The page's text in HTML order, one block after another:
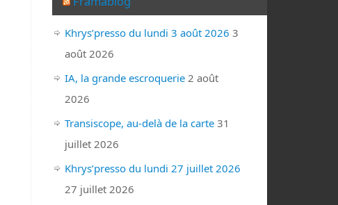
Khrys’presso du lundi 3 août 2026 3
août 2026
IA, la grande escroquerie 2 août
2026
Transiscope, au-delà de la carte 31
juillet 2026
Khrys’presso du lundi 27 juillet 2026
27 juillet 2026